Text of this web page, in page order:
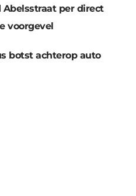
Abelsstraat per direct
voorgevel
botst achterop auto